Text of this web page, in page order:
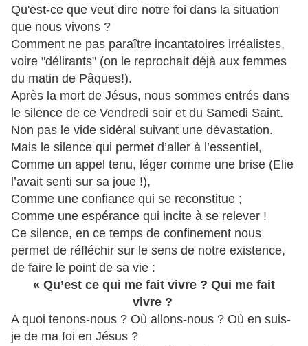
Qu'est-ce que veut dire notre foi dans la situation
que nous vivons ?
Comment ne pas paraître incantatoires irréalistes,
voire "délirants" (on le reprochait déjà aux femmes
du matin de Pâques!).
Après la mort de Jésus, nous sommes entrés dans
le silence de ce Vendredi soir et du Samedi Saint.
Non pas le vide sidéral suivant une dévastation.
Mais le silence qui permet d’aller à l’essentiel,
Comme un appel tenu, léger comme une brise (Elie
l’avait senti sur sa joue !),
Comme une confiance qui se reconstitue ;
Comme une espérance qui incite à se relever !
Ce silence, en ce temps de confinement nous
permet de réfléchir sur le sens de notre existence,
de faire le point de sa vie :
« Qu’est ce qui me fait vivre ? Qui me fait
vivre ?
A quoi tenons-nous ? Où allons-nous ? Où en suis-
je de ma foi en Jésus ?